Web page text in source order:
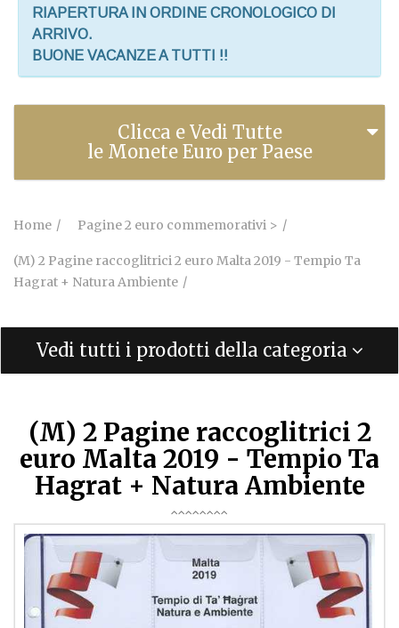
RIAPERTURA IN ORDINE CRONOLOGICO DI
ARRIVO.
BUONE VACANZE A TUTTI !!
Clicca e Vedi Tutte
le Monete Euro per Paese
Home Pagine 2 euro commemorativi >
(M) 2 Pagine raccoglitrici 2 euro Malta 2019 - Tempio Ta
Hagrat + Natura Ambiente
Vedi tutti i prodotti della categoria
(M) 2 Pagine raccoglitrici 2
euro Malta 2019 - Tempio Ta
Hagrat + Natura Ambiente